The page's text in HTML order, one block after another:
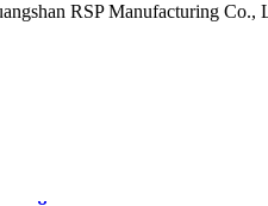
RSP Manufacturing Co.,